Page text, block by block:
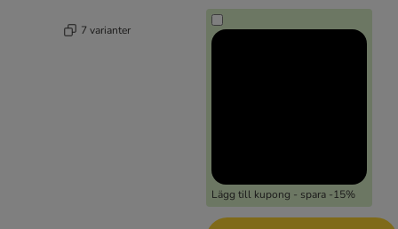
7 varianter
Lägg till kupong - spara -15%